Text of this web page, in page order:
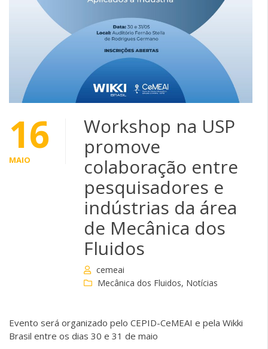
16
MAIO
Workshop na USP
promove
colaboração entre
pesquisadores e
indústrias da área
de Mecânica dos
Fluidos
cemeai
Mecânica dos Fluidos, Notícias
Evento será organizado pelo CEPID-CeMEAI e pela Wikki
Brasil entre os dias 30 e 31 de maio